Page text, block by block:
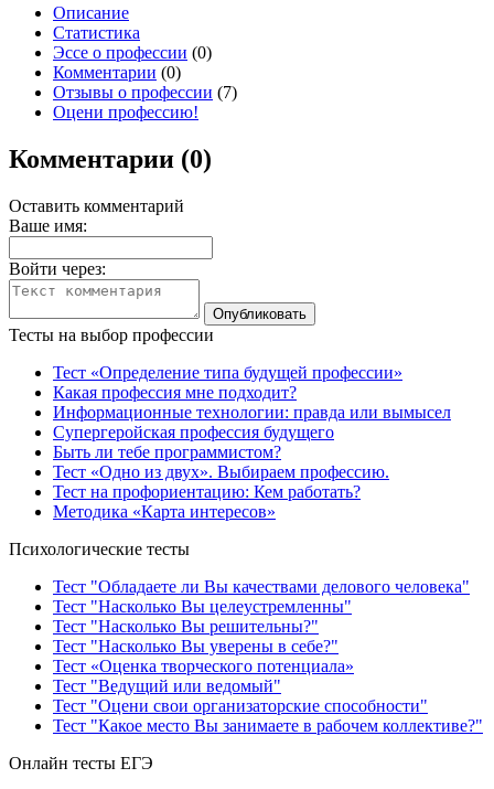
Описание
Статистика
Эссе о профессии (0)
Комментарии (0)
Отзывы о профессии (7)
Оцени профессию!
Комментарии (0)
Оставить комментарий
Ваше имя:
Войти через:
Тесты на выбор профессии
Тест «Определение типа будущей профессии»
Какая профессия мне подходит?
Информационные технологии: правда или вымысел
Супергеройская профессия будущего
Быть ли тебе программистом?
Тест «Одно из двух». Выбираем профессию.
Тест на профориентацию: Кем работать?
Методика «Карта интересов»
Психологические тесты
Тест "Обладаете ли Вы качествами делового человека"
Тест "Насколько Вы целеустремленны"
Тест "Насколько Вы решительны?"
Тест "Насколько Вы уверены в себе?"
Тест «Оценка творческого потенциала»
Тест "Ведущий или ведомый"
Тест "Оцени свои организаторские способности"
Тест "Какое место Вы занимаете в рабочем коллективе?"
Онлайн тесты ЕГЭ